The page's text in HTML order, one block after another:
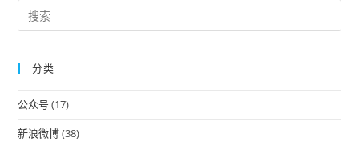
分类
公众号 (17)
新浪微博(38)